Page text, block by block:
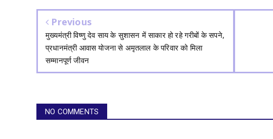
Previous
मुख्यमंत्री विष्णु देव साय के सुशासन में साकार हो रहे गरीबों के सपने,
प्रधानमंत्री आवास योजना से अमृतलाल के परिवार को मिला
सम्मानपूर्ण जीवन
NO COMMENTS